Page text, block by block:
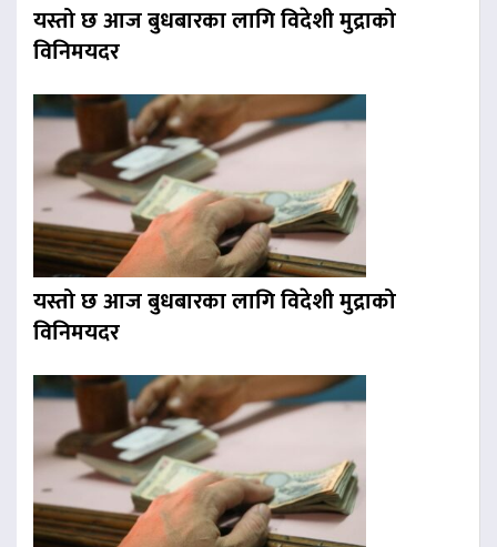
यस्तो छ आज बुधबारका लागि विदेशी मुद्राको
विनिमयदर
यस्तो छ आज बुधबारका लागि विदेशी मुद्राको
विनिमयदर